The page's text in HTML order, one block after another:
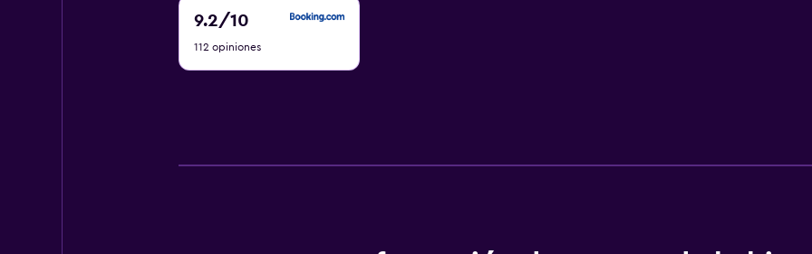
9.2/10
9.2
10
112 opiniones